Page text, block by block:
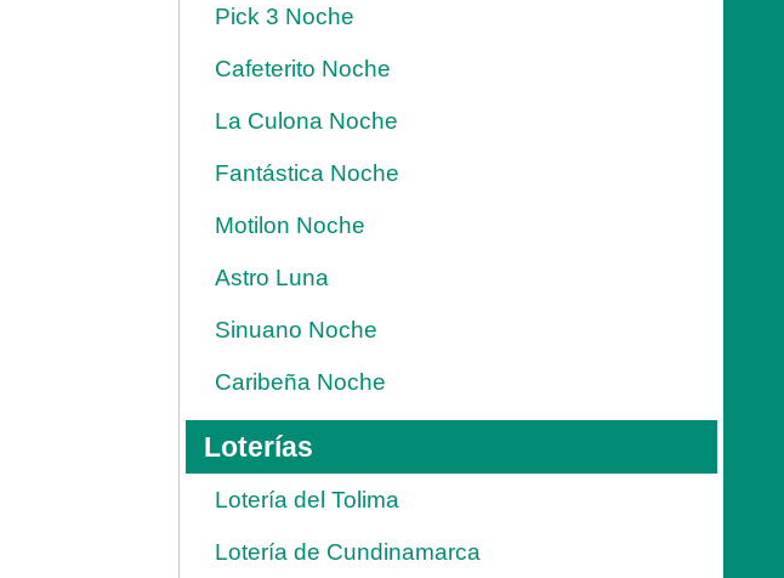
Pick 3 Noche
Cafeterito Noche
La Culona Noche
Fantástica Noche
Motilon Noche
Astro Luna
Sinuano Noche
Caribeña Noche
Loterías
Lotería del Tolima
Lotería de Cundinamarca